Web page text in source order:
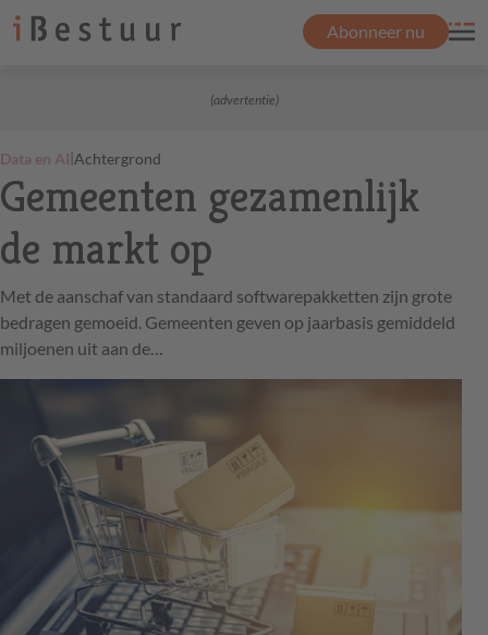
Abonneer nu
(advertentie)
Data en AI|Achtergrond
Gemeenten gezamenlijk
de markt op
Met de aanschaf van standaard softwarepakketten zijn grote
bedragen gemoeid. Gemeenten geven op jaarbasis gemiddeld
miljoenen uit aan de…